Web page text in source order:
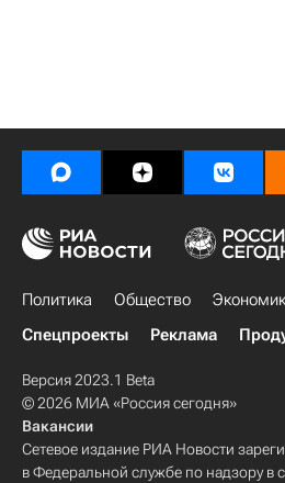
Политика Общество
Спецпроекты
Реклама
Версия 2023.1 Beta
© 2026 МИА «Россия сегодня»
Вакансии
Сетевое издание РИА Новости
в Федеральной службе по надзору в